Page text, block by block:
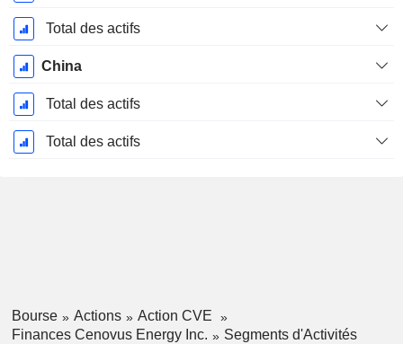
Total des actifs
China
Total des actifs
Total des actifs
Bourse Actions
Action CVE
Finances Cenovus Energy Inc.
Segments d'Activités